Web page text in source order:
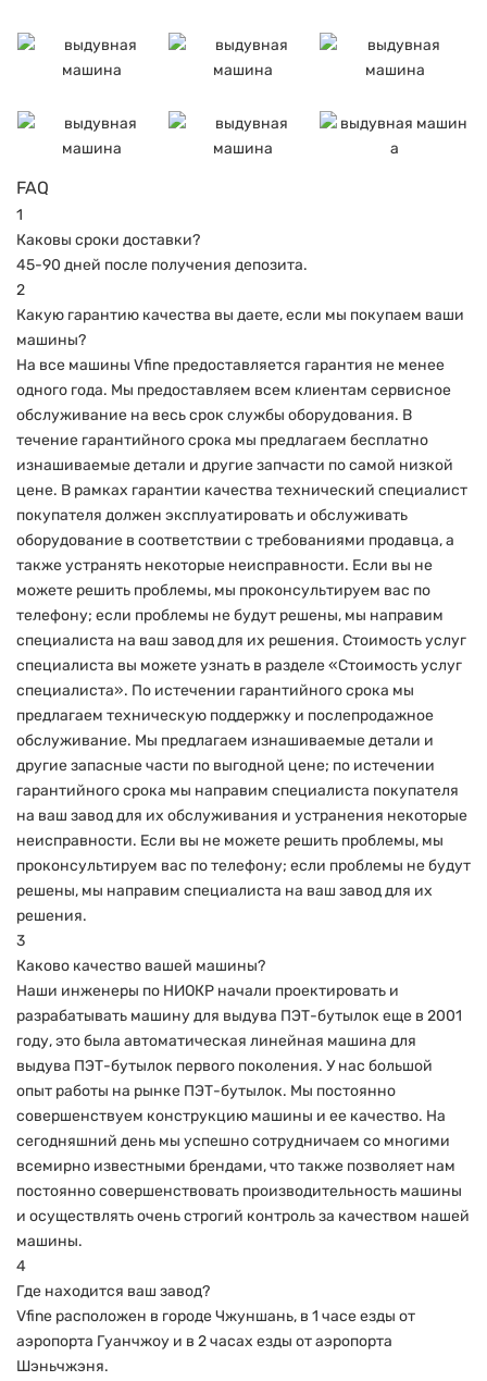
FAQ
1
Каковы сроки доставки?
45-90 дней после получения депозита.
2
Какую гарантию качества вы даете, если мы покупаем ваши
машины?
На все машины Vfine предоставляется гарантия не менее
одного года. Мы предоставляем всем клиентам сервисное
обслуживание на весь срок службы оборудования. В
течение гарантийного срока мы предлагаем бесплатно
изнашиваемые детали и другие запчасти по самой низкой
цене. В рамках гарантии качества технический специалист
покупателя должен эксплуатировать и обслуживать
оборудование в соответствии с требованиями продавца, а
также устранять некоторые неисправности. Если вы не
можете решить проблемы, мы проконсультируем вас по
телефону; если проблемы не будут решены, мы направим
специалиста на ваш завод для их решения. Стоимость услуг
специалиста вы можете узнать в разделе «Стоимость услуг
специалиста». По истечении гарантийного срока мы
предлагаем техническую поддержку и послепродажное
обслуживание. Мы предлагаем изнашиваемые детали и
другие запасные части по выгодной цене; по истечении
гарантийного срока мы направим специалиста покупателя
на ваш завод для их обслуживания и устранения некоторые
неисправности. Если вы не можете решить проблемы, мы
проконсультируем вас по телефону; если проблемы не будут
решены, мы направим специалиста на ваш завод для их
решения.
3
Каково качество вашей машины?
Наши инженеры по НИОКР начали проектировать и
разрабатывать машину для выдува ПЭТ-бутылок еще в 2001
году, это была автоматическая линейная машина для
выдува ПЭТ-бутылок первого поколения. У нас большой
опыт работы на рынке ПЭТ-бутылок. Мы постоянно
совершенствуем конструкцию машины и ее качество. На
сегодняшний день мы успешно сотрудничаем со многими
всемирно известными брендами, что также позволяет нам
постоянно совершенствовать производительность машины
и осуществлять очень строгий контроль за качеством нашей
машины.
4
Где находится ваш завод?
Vfine расположен в городе Чжуншань, в 1 часе езды от
аэропорта Гуанчжоу и в 2 часах езды от аэропорта
Шэньчжэня.